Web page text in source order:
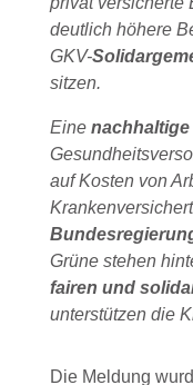
deutlich höhere
GKV-
sitzen.
Eine
auf Kosten von
Grüne stehen
fairen und
unterstützen die
Die Meldung